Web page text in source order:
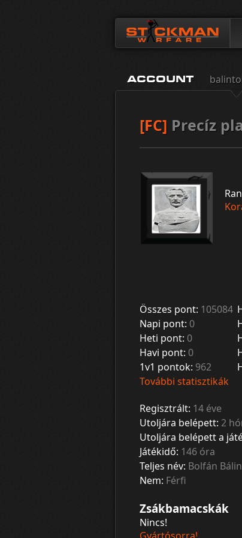
ACCOUNT
[FC] Precíz
Összes pont: 105084
Napi pont: 0
Heti pont: 0
Havi pont: 0
1v1 pontok: 962
További statisztikák
Regisztrált: 14 éve
Utoljára belépett: 2
Utoljára belépett a
Játékidő: 146 óra
Teljes név: Bolfán
Nem: Férfi
Zsákbamacskák
Nincs!